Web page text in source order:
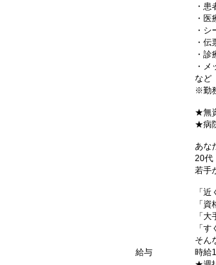
・
・
・
・
・診
・
など
※勤
★無
★病
あな
20代
若手
「
「
「
「
そん
給与
時給